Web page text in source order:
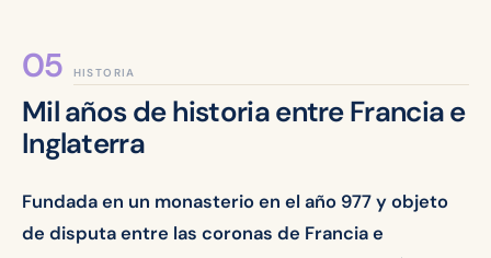
HISTORIA
Mil años de historia entre Francia e
Inglaterra
Fundada en un monasterio en el año 977 y objeto
de disputa entre las coronas de Francia e